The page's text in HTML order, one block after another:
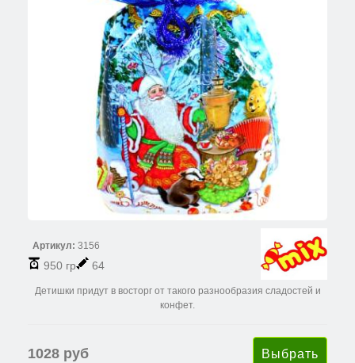
Артикул: 3156
950 гр 64
Детишки придут в восторг от такого разнообразия сладостей и
конфет.
1028 руб